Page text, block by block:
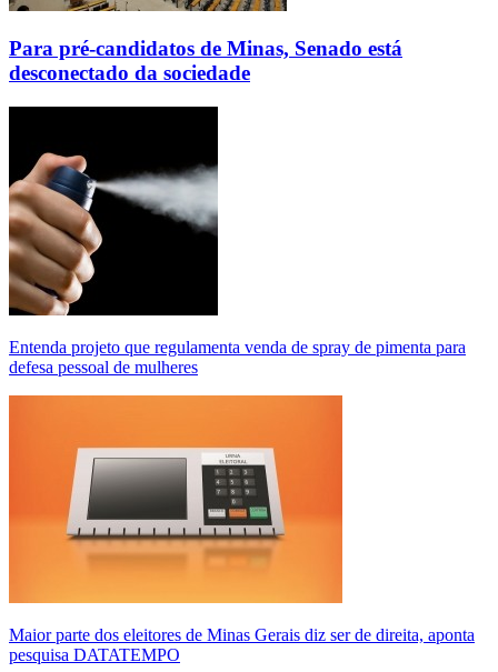
Para pré-candidatos de Minas, Senado está
desconectado da sociedade
Entenda projeto que regulamenta venda de spray de pimenta para
defesa pessoal de mulheres
Maior parte dos eleitores de Minas Gerais diz ser de direita, aponta
pesquisa DATATEMPO